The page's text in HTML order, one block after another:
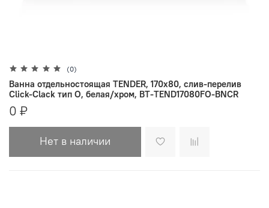
(0)
Ванна отдельностоящая TENDER, 170х80, слив-перелив
Click-Clack тип O, белая/хром, BT-TEND17080FO-BNCR
0 ₽
Нет в наличии